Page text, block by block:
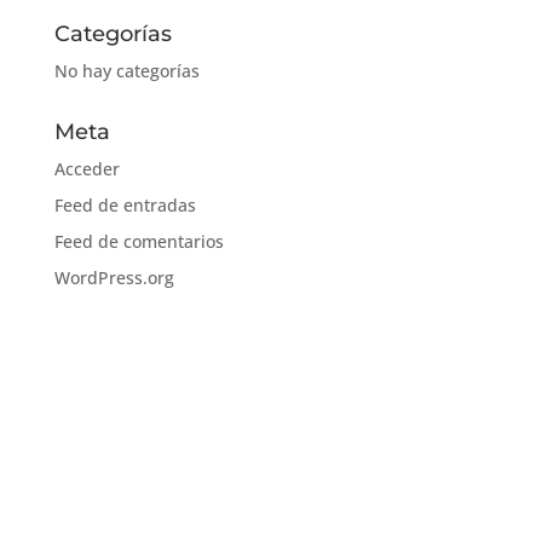
Categorías
No hay categorías
Meta
Acceder
Feed de entradas
Feed de comentarios
WordPress.org